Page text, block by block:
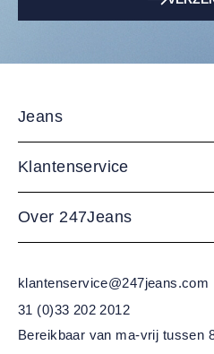
Jeans
Klantenservice
Over 247Jeans
klantenservice@247jeans.com
31 (0)33 202 2012
Bereikbaar van ma-vrij tussen